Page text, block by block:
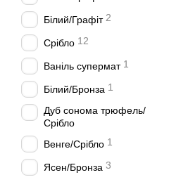
Білий/Графіт 2
Срібло 12
Ваніль супермат 1
Білий/Бронза 1
Дуб сонома трюфель/
Срібло
Венге/Срібло 1
Ясен/Бронза 3